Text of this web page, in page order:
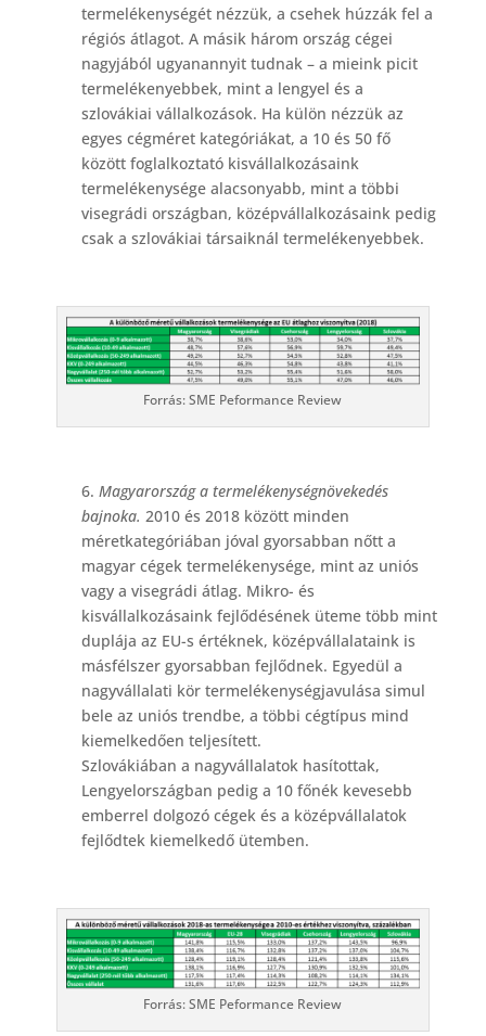
termelékenységét nézzük, a csehek húzzák fel a
régiós átlagot. A másik három ország cégei
nagyjából ugyanannyit tudnak – a mieink picit
termelékenyebbek, mint a lengyel és a
szlovákiai vállalkozások. Ha külön nézzük az
egyes cégméret kategóriákat, a 10 és 50 fő
között foglalkoztató kisvállalkozásaink
termelékenysége alacsonyabb, mint a többi
visegrádi országban, középvállalkozásaink pedig
csak a szlovákiai társaiknál termelékenyebbek.
Forrás: SME Peformance Review
6. Magyarország a termelékenységnövekedés
bajnoka. 2010 és 2018 között minden
méretkategóriában jóval gyorsabban nőtt a
magyar cégek termelékenysége, mint az uniós
vagy a visegrádi átlag. Mikro- és
kisvállalkozásaink fejlődésének üteme több mint
duplája az EU-s értéknek, középvállalataink is
másfélszer gyorsabban fejlődnek. Egyedül a
nagyvállalati kör termelékenységjavulása simul
bele az uniós trendbe, a többi cégtípus mind
kiemelkedően teljesített.
Szlovákiában a nagyvállalatok hasítottak,
Lengyelországban pedig a 10 főnék kevesebb
emberrel dolgozó cégek és a középvállalatok
fejlődtek kiemelkedő ütemben.
Forrás: SME Peformance Review